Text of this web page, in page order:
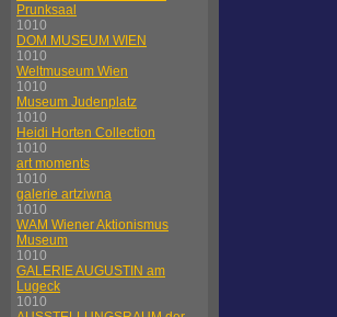
Prunksaal
1010
DOM MUSEUM WIEN
1010
Weltmuseum Wien
1010
Museum Judenplatz
1010
Heidi Horten Collection
1010
art moments
1010
galerie artziwna
1010
WAM Wiener Aktionismus
Museum
1010
GALERIE AUGUSTIN am
Lugeck
1010